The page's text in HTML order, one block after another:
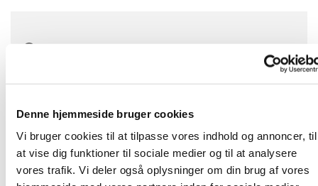
Denne hjemmeside bruger cookies
Vi bruger cookies til at tilpasse vores indhold og annoncer, til
at vise dig funktioner til sociale medier og til at analysere
vores trafik. Vi deler også oplysninger om din brug af vores
Den tredje tirsdag i hver måned holder vi en gudstjeneste kl.
10.30.
Her vil være musik, kendte salmer, en lille prædiken og